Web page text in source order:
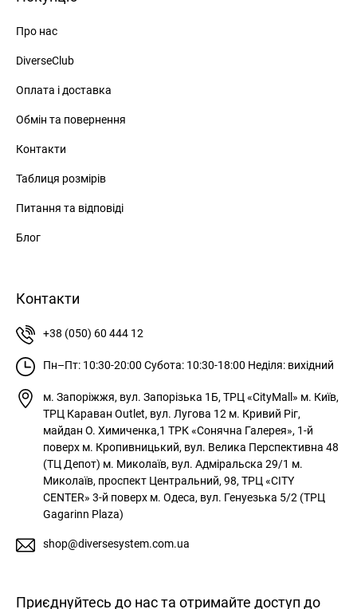
Про нас
DiverseClub
Оплата і доставка
Обмін та повернення
Контакти
Таблиця розмірів
Питання та відповіді
Блог
Контакти
+38 (050) 60 444 12
Пн–Пт: 10:30-20:00 Субота: 10:30-18:00 Неділя: вихідний
м. Запоріжжя, вул. Запорізька 1Б, ТРЦ «CityMall» м. Київ,
ТРЦ Караван Outlet, вул. Лугова 12 м. Кривий Ріг,
майдан О. Химиченка,1 ТРК «Сонячна Галерея», 1-й
поверх м. Кропивницький, вул. Велика Перспективна 48
(ТЦ Депот) м. Миколаїв, вул. Адміральска 29/1 м.
Миколаїв, проспект Центральний, 98, ТРЦ «CITY
CENTER» 3-й поверх м. Одеса, вул. Генуезька 5/2 (ТРЦ
Gagarinn Plaza)
shop@diversesystem.com.ua
Приєднуйтесь до нас та отримайте доступ до